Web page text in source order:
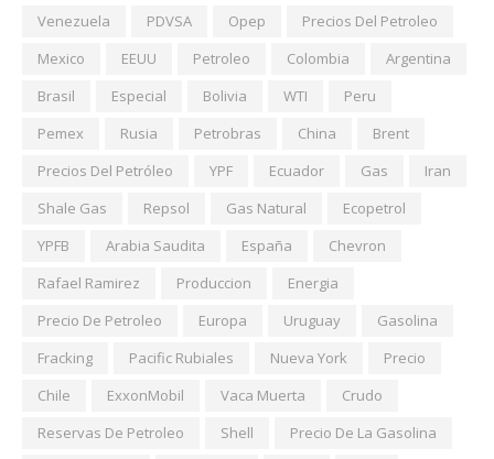
Venezuela PDVSA Opep
Precios Del Petroleo
Mexico
EEUU Petroleo Colombia
Argentina
Brasil
Especial Bolivia WTI
Peru
Pemex
Rusia Petrobras China
Brent
Precios Del Petróleo
YPF Ecuador Gas
Iran
Shale Gas
Repsol Gas Natural
Ecopetrol
YPFB
Arabia Saudita España
Chevron
Rafael Ramirez
Produccion
Energia
Precio De Petroleo
Europa Uruguay
Gasolina
Fracking
Pacific Rubiales Nueva York
Precio
Chile
ExxonMobil Vaca Muerta
Crudo
Reservas De Petroleo
Shell
Precio De La Gasolina